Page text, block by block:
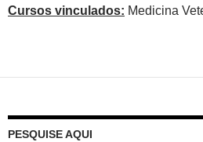
Cursos vinculados: Medicina
PESQUISE AQUI